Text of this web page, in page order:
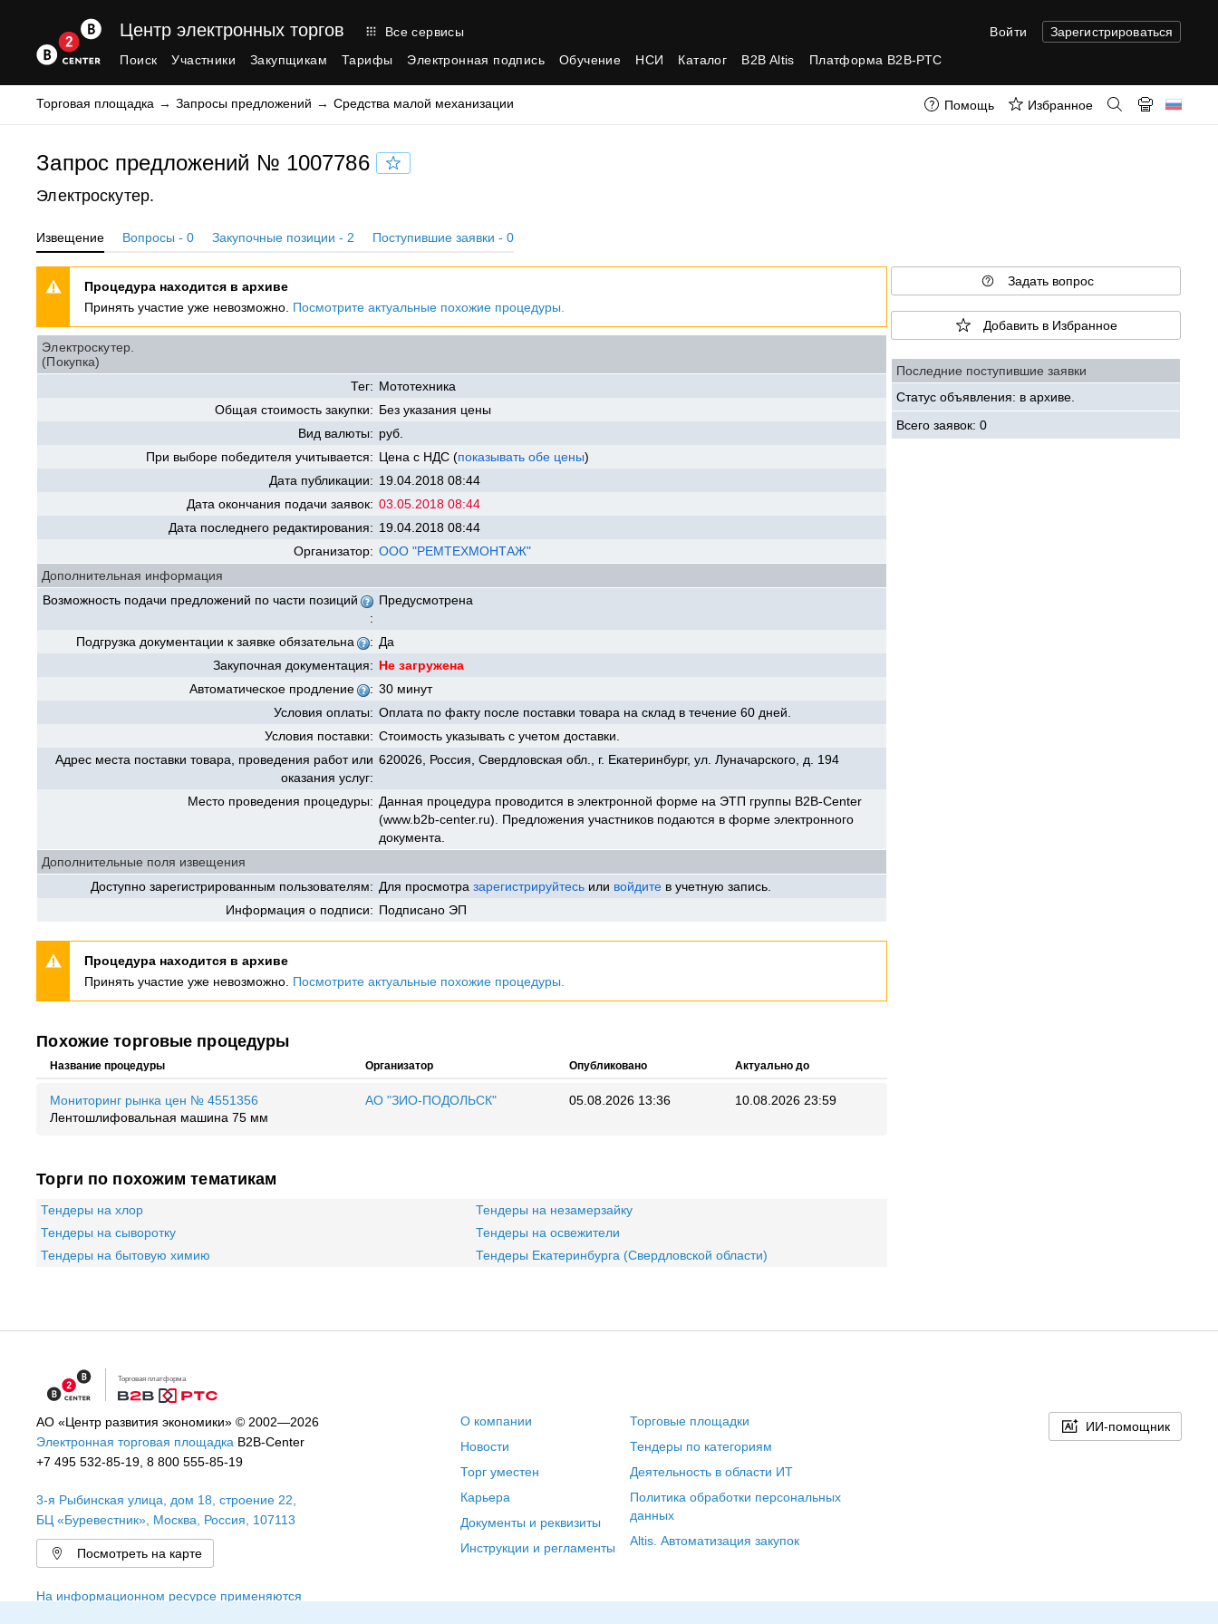
Все сервисы
Центр электронных торгов Войти
Зарегистрироваться
Поиск
Участники Закупщикам Тарифы Электронная подпись Обучение НСИ Каталог B2B Altis Платформа B2B-РТС
Помощь Избранное
Торговая площадка Запросы предложений Средства малой механизации
Запрос предложений № 1007786
Электроскутер.
Извещение Вопросы - 0 Закупочные позиции - 2 Поступившие заявки - 0
Процедура находится в архиве
Принять участие уже невозможно. Посмотрите актуальные похожие процедуры.
Электроскутер.
(Покупка)
Тег: Мототехника
Общая стоимость закупки: Без указания цены
Вид валюты: руб.
При выборе победителя учитывается: Цена с НДС (показывать обе цены)
Дата публикации: 19.04.2018 08:44
Дата окончания подачи заявок: 03.05.2018 08:44
Дата последнего редактирования: 19.04.2018 08:44
Организатор: ООО "РЕМТЕХМОНТАЖ"
Дополнительная информация
Возможность подачи предложений по части позиций
:
Предусмотрена
Подгрузка документации к заявке обязательна : Да
Закупочная документация: Не загружена
Автоматическое продление
: 30 минут
Условия оплаты: Оплата по факту после поставки товара на склад в течение 60 дней.
Условия поставки: Стоимость указывать с учетом доставки.
Адрес места поставки товара, проведения работ или
оказания услуг:
620026, Россия, Свердловская обл., г. Екатеринбург, ул. Луначарского, д. 194
Место проведения процедуры: Данная процедура проводится в электронной форме на ЭТП группы B2B-Center
(www.b2b-center.ru). Предложения участников подаются в форме электронного
документа.
Дополнительные поля извещения
Доступно зарегистрированным пользователям: Для просмотразарегистрируйтесь или войдите в учетную запись.
Информация о подписи: Подписано ЭП
Процедура находится в архиве
Принять участие уже невозможно. Посмотрите актуальные похожие процедуры.
Похожие торговые процедуры
Название процедуры Организатор Опубликовано Актуально до
Мониторинг рынка цен № 4551356
Лентошлифовальная машина 75 мм
АО "ЗИО-ПОДОЛЬСК" 05.08.2026 13:36 10.08.2026 23:59
Торги по похожим тематикам
Тендеры на хлор
Тендеры на незамерзайку
Тендеры на сыворотку
Тендеры на освежители
Тендеры на бытовую химию
Тендеры Екатеринбурга (Свердловской области)
Задать вопрос
Добавить в Избранное
Последние поступившие заявки
Статус объявления: в архиве.
Всего заявок: 0
Торговая платформа
АО «Центр развития экономики» © 2002—2026
Электронная торговая площадка B2B-Center
+7 495 532-85-19 ,8 800 555-85-19
3-я Рыбинская улица, дом 18, строение 22
БЦ «Буревестник», Москва Россия 107113
Посмотреть на карте
На информационном ресурсе применяются
О компании
Новости
Торг уместен
Карьера
Документы и реквизиты
Инструкции и регламенты
Торговые площадки
Тендеры по категориям
Деятельность в области ИТ
Политика обработки персональных
данных
Altis. Автоматизация закупок
ИИ-помощник